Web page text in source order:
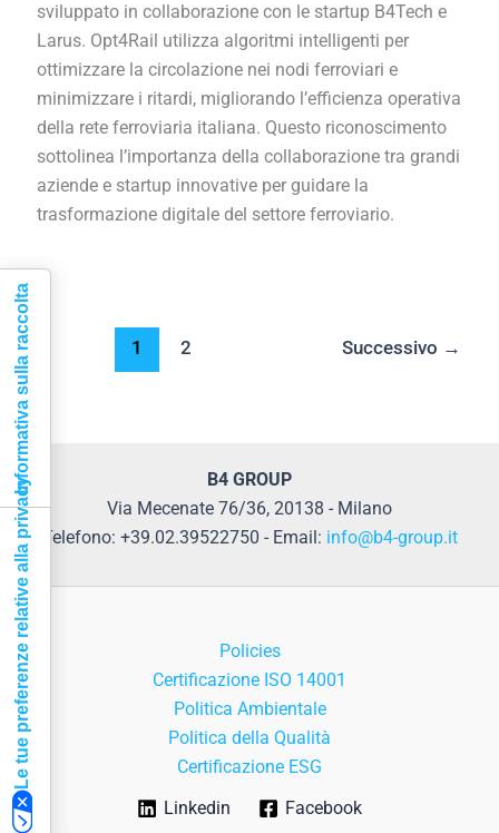
sviluppato in collaborazione con le startup B4Tech e
Larus. Opt4Rail utilizza algoritmi intelligenti per
ottimizzare la circolazione nei nodi ferroviari e
minimizzare i ritardi, migliorando l’efficienza operativa
della rete ferroviaria italiana. Questo riconoscimento
sottolinea l’importanza della collaborazione tra grandi
aziende e startup innovative per guidare la
trasformazione digitale del settore ferroviario.
1 2 Successivo →
B4 GROUP
Via Mecenate 76/36, 20138 - Milano
Telefono: +39.02.39522750 - Email: info@b4-group.it
Policies
Certificazione ISO 14001
Politica Ambientale
Politica della Qualità
Certificazione ESG
Linkedin
Facebook
Le tue preferenze relative alla privacy
Informativa sulla raccolta